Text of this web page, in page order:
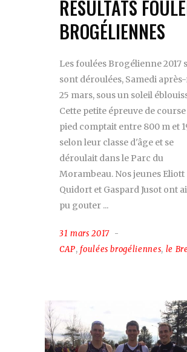
RÉSULTATS
BROGÉLIENNES
Les foulées Brogélienne 2017
sont déroulées, Samedi
25 mars, sous un soleil
Cette petite épreuve de course
pied comptait entre 800 m et
selon leur classe d'âge et se
déroulait dans le Parc du
Morambeau. Nos jeunes Eliott
Quidort et Gaspard Jusot ont
pu gouter
31 mars 2017
CAP, foulées brogéliennes, le